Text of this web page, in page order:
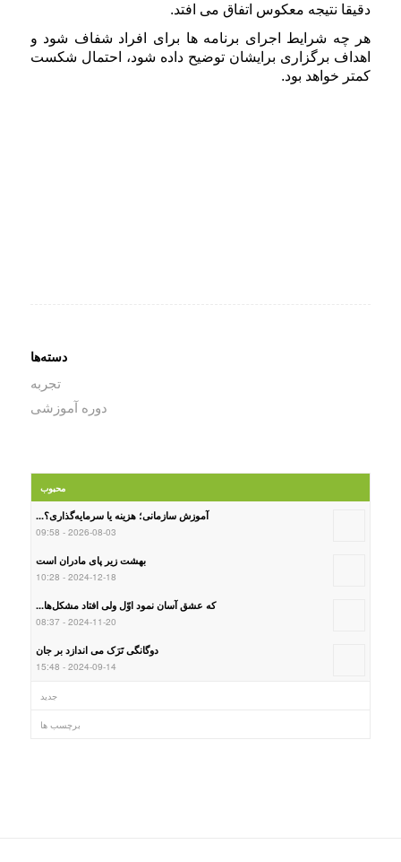
دقیقا نتیجه معکوس اتفاق می افتد.
هر چه شرایط اجرای برنامه ها برای افراد شفاف شود و
اهداف برگزاری برایشان توضیح داده شود، احتمال شکست
کمتر خواهد بود.
دسته‌ها
تجربه
دوره آموزشی
محبوب
آموزش سازمانی؛ هزینه یا سرمایه‌گذاری؟...
2026-08-03 - 09:58
بهشت زیر پای مادران است
2024-12-18 - 10:28
که عشق آسان نمود اوّل ولی افتاد مشکل‌ها...
2024-11-20 - 08:37
دوگانگی تَرَک می اندازد بر جان
2024-09-14 - 15:48
جدید
برچسب ها